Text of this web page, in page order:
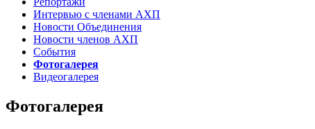
Интервью с членами АХП
Новости Объединения
Новости членов АХП
События
Фотогалерея
Видеогалерея
Фотогалерея